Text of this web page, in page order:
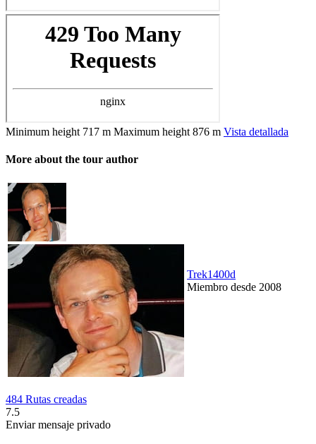
Minimum height 717 m Maximum height 876 m Vista detallada
More about the tour author
Trek1400d
Miembro desde 2008
484 Rutas creadas
7.5
Enviar mensaje privado